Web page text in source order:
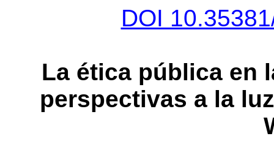
DOI
La ética pública en
perspectivas a la